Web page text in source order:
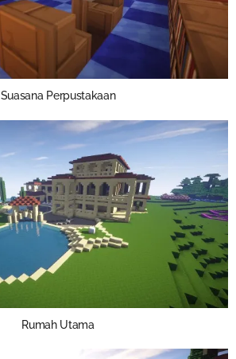
Suasana Perpustakaan
Rumah Utama